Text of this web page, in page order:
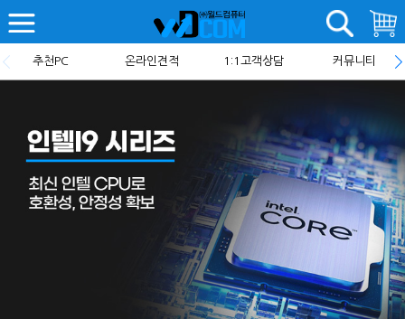
추천PC 온라인견적 1:1고객상담 커뮤니티